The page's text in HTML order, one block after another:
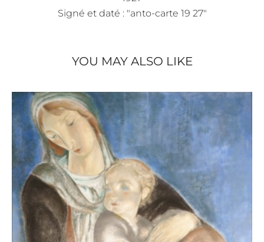
Signé et daté : "anto-carte 19 27"
YOU MAY ALSO LIKE